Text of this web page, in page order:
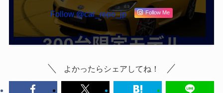
Follow @car_repo_jp Follow Me
よかったらシェアしてね！